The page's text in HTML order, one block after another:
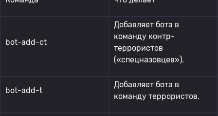
bot-add-ct
Добавляет бота в
команду контр-
террористов
(«спецназовцев»).
bot-add-t
Добавляет бота в
команду террористов.